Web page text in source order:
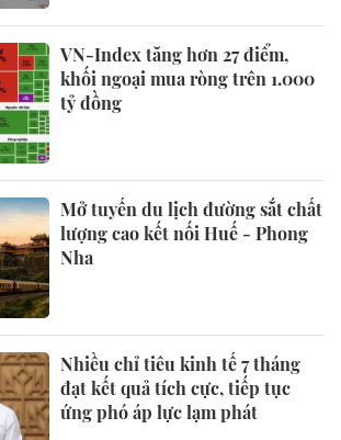
VN-Index tăng hơn 27 điểm,
khối ngoại mua ròng trên 1.000
tỷ đồng
Mở tuyến du lịch đường sắt chất
lượng cao kết nối Huế - Phong
Nha
Nhiều chỉ tiêu kinh tế 7 tháng
đạt kết quả tích cực, tiếp tục
ứng phó áp lực lạm phát